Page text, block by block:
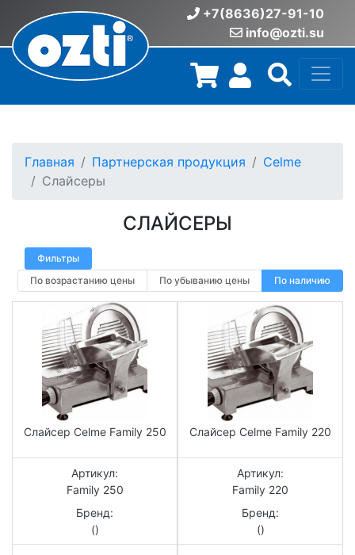
+7(8636)27-91-10
info@ozti.su
Главная Партнерская продукция
Celme
Слайсеры
СЛАЙСЕРЫ
Фильтры
По возрастанию цены
По убыванию цены По наличию
Слайсер Celme Family 250
Артикул:
Family 250
Бренд:
()
Слайсер Celme Family 220
Артикул:
Family 220
Бренд:
()